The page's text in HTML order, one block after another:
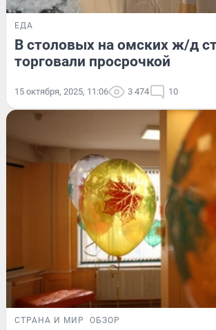
ЕДА
В столовых на омских ж/д
торговали просрочкой
15 октября, 2025, 11:06 3 474 10
СТРАНА И МИР ОБЗОР